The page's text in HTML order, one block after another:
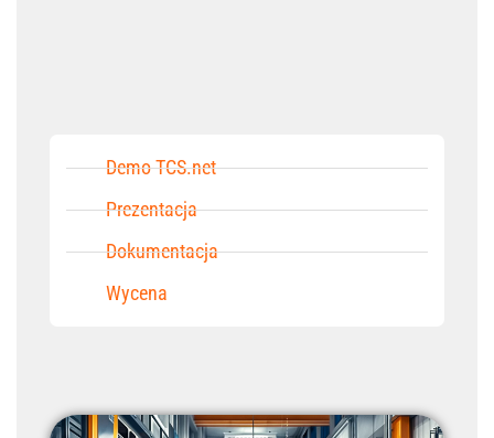
Demo TCS.net
Prezentacja
Dokumentacja
Wycena